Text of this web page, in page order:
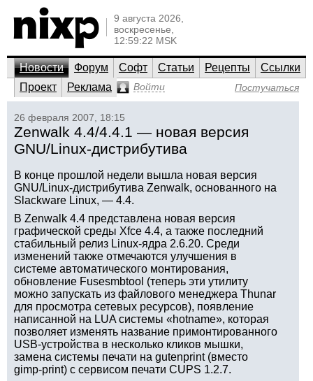
9 августа 2026,
воскресенье,
12:59:22 MSK
Новости Форум Софт Статьи Рецепты
Ссылки
Проект
Реклама Войти Постучаться
26 февраля 2007, 18:15
Zenwalk 4.4/4.4.1 — новая версия
GNU/Linux-дистрибутива
В конце прошлой недели вышла новая версия
GNU/Linux-дистрибутива Zenwalk, основанного на
Slackware Linux, — 4.4.
В Zenwalk 4.4 представлена новая версия
графической среды Xfce 4.4, а также последний
стабильный релиз Linux-ядра 2.6.20. Среди
изменений также отмечаются улучшения в
системе автоматического монтирования,
обновление Fusesmbtool (теперь эти утилиту
можно запускать из файлового менеджера Thunar
для просмотра сетевых ресурсов), появление
написанной на LUA системы «hotname», которая
позволяет изменять название примонтированного
USB-устройства в несколько кликов мышки,
замена системы печати на gutenprint (вместо
gimp-print) с сервисом печати CUPS 1.2.7.